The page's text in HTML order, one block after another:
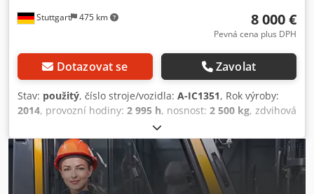
Stuttgart 475 km 8 000 €
Pevná cena plus DPH
Dotazovat se Zavolat
Stav: použitý, číslo stroje/vozidla: A-IC1351, Rok výroby:
2014, provozní hodiny: 2 995 h, nosnost: 2 500 kg, zdvihová
, těžiště nákladu:
nafta, typ stožáru:simplex, stavební výška:2 925 mm,
Vybavení:kabina, 5225319 Sériové číslo: 517322E00148
Dkedpfxjzp Uauo Aafer Možná mezinárodní přeprava / K
dispozici je mezinárodní doprava.